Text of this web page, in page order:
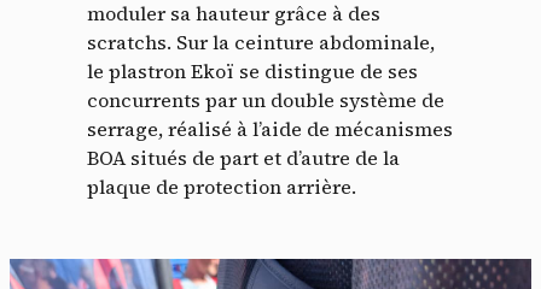
moduler sa hauteur grâce à des
scratchs. Sur la ceinture abdominale,
le plastron Ekoï se distingue de ses
concurrents par un double système de
serrage, réalisé à l’aide de mécanismes
BOA situés de part et d’autre de la
plaque de protection arrière.